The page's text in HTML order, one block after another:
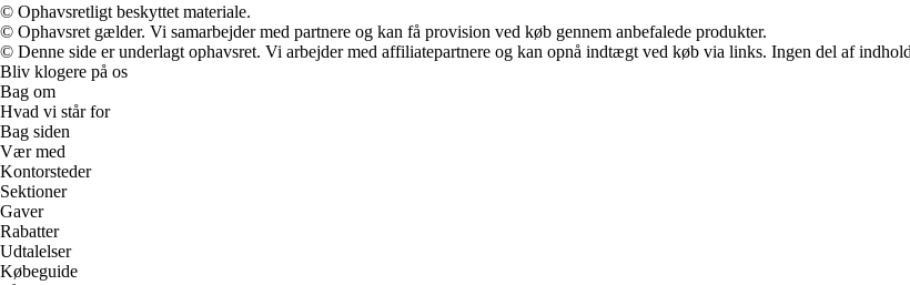
© Ophavsretligt beskyttet materiale.
© Ophavsret gælder. Vi samarbejder med partnere og kan få provision ved køb gennem anbefalede produkter.
© Denne side er underlagt ophavsret. Vi arbejder med affiliatepartnere og kan opnå indtægt ved køb via links. Ingen del af
Bliv klogere på os
Bag om
Hvad vi står for
Bag siden
Vær med
Kontorsteder
Sektioner
Gaver
Rabatter
Udtalelser
Købeguide